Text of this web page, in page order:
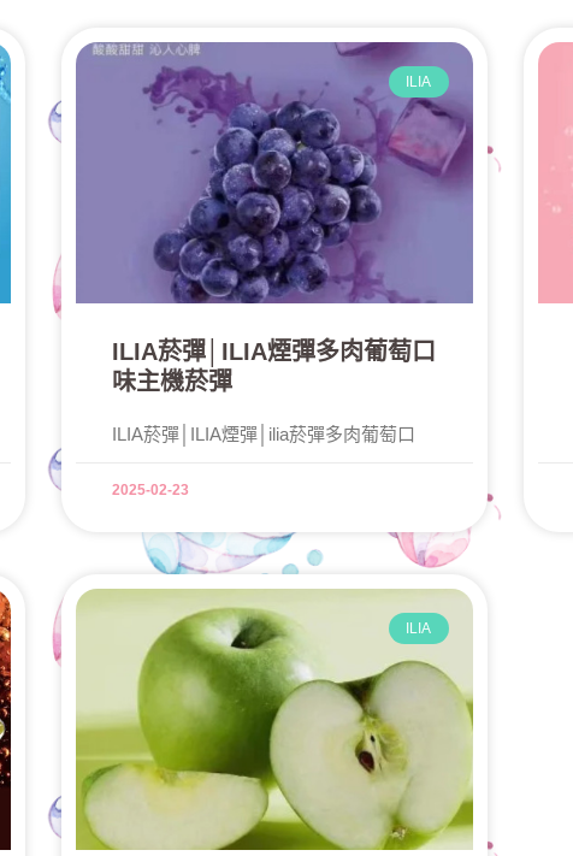
ILIA
ILIA菸彈│ILIA煙彈多肉葡萄口
味主機菸彈
ILIA菸彈│ILIA煙彈│ilia菸彈多肉葡萄口
2025-02-23
ILIA